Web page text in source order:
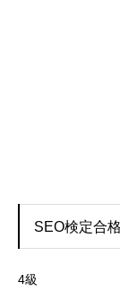
SEO検定合
4級